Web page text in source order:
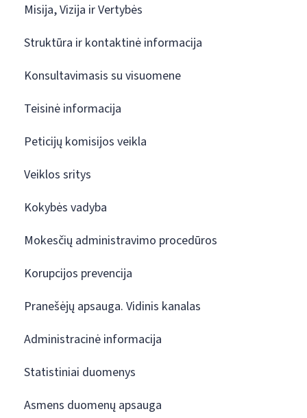
Misija, Vizija ir Vertybės
Struktūra ir kontaktinė informacija
Konsultavimasis su visuomene
Teisinė informacija
Peticijų komisijos veikla
Veiklos sritys
Kokybės vadyba
Mokesčių administravimo procedūros
Korupcijos prevencija
Pranešėjų apsauga. Vidinis kanalas
Administracinė informacija
Statistiniai duomenys
Asmens duomenų apsauga